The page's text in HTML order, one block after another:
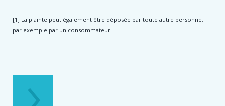
[1] La plainte peut également être déposée par toute autre personne,
par exemple par un consommateur.